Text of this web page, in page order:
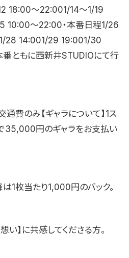
18:00〜22:001/14〜1/19
10:00〜22:00・本番日程1/26
28 14:001/29 19:001/30
ともに西新井STUDIOにて行
通費のみ【ギャラについて】1ス
35,000円のギャラをお支払い
は1枚当たり1,000円のバック。
い】に共感してくださる方。